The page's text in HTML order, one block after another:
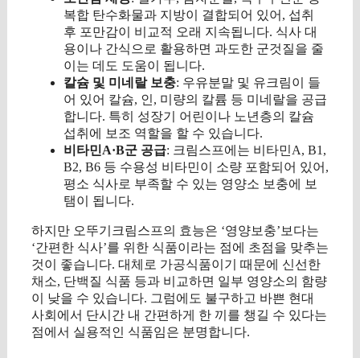
복합 탄수화물과 지방이 결합되어 있어, 섭취
후 포만감이 비교적 오래 지속됩니다. 식사 대
용이나 간식으로 활용하면 과도한 군것질을 줄
이는 데도 도움이 됩니다.
칼슘 및 미네랄 보충: 우유분말 및 유크림이 들
어 있어 칼슘, 인, 미량의 칼륨 등 미네랄을 공급
합니다. 특히 성장기 어린이나 노년층의 칼슘
섭취에 보조 역할을 할 수 있습니다.
비타민A·B군 공급: 크림스프에는 비타민A, B1,
B2, B6 등 수용성 비타민이 소량 포함되어 있어,
평소 식사로 부족할 수 있는 영양소 보충에 보
탬이 됩니다.
하지만 오뚜기크림스프의 효능은 ‘영양보충’보다는
‘간편한 식사’를 위한 식품이라는 점에 초점을 맞추는
것이 좋습니다. 대체로 가공식품이기 때문에 신선한
채소, 단백질 식품 등과 비교하면 일부 영양소의 함량
이 낮을 수 있습니다. 그럼에도 불구하고 바쁜 현대
사회에서 단시간 내 간편하게 한 끼를 챙길 수 있다는
점에서 실용적인 식품임은 분명합니다.